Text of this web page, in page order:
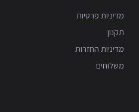
מדיניות פרטיות
תקנון
מדיניות החזרות
משלוחים